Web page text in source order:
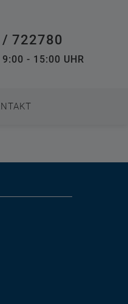
722780
9:00 - 15:00 UHR